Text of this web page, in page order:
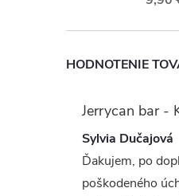
HODNOTENIE
Sylvia Dučajová
Ďakujem, po
poškodeného